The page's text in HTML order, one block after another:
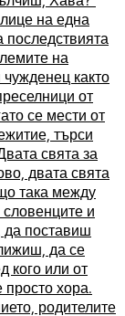
на една
последствията
на
както
от
се мести от
търси
свята за
двата свята
така между
и
да поставиш
да се
кого или от
просто хора.
родителите